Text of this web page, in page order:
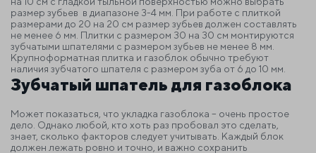
размер зубьев в диапазоне 3-4 мм. При работе с плиткой
размерами до 20 на 20 см размер зубьев должен составлять
не менее 6 мм. Плитки с размером 30 на 30 см монтируются
зубчатыми шпателями с размером зубьев не менее 8 мм.
Крупноформатная плитка и газоблок обычно требуют
наличия зубчатого шпателя с размером зуба от 6 до 10 мм.
Зубчатый шпатель для газоблока
Может показаться, что укладка газоблока – очень простое
дело. Однако любой, кто хоть раз пробовал это сделать,
знает, сколько факторов следует учитывать. Каждый блок
должен лежать ровно и точно, и важно сохранить